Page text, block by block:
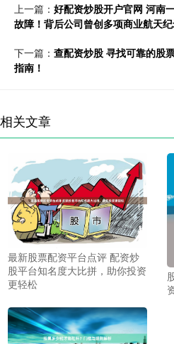
上一篇： 好配资炒股开户官网 河南
故障！背后公司曾创多项商业航天
下一篇： 查配资炒股 寻找可靠的股
指南！
相关文章
最新股票配资平台点评 配资炒
股平台知名度大比拼，助你投资
更轻松